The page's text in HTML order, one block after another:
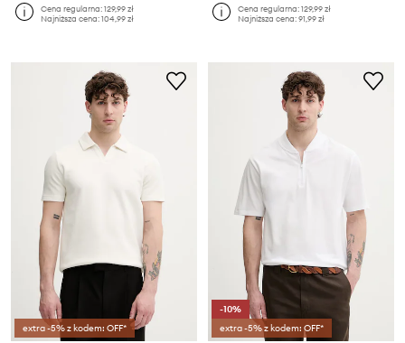
Cena regularna:129,99 zł
Najniższa cena:104,99 zł
Cena regularna:129,99 zł
Najniższa cena:91,99 zł
extra -5% z kodem: OFF*
-10%
extra -5% z kodem: OFF*